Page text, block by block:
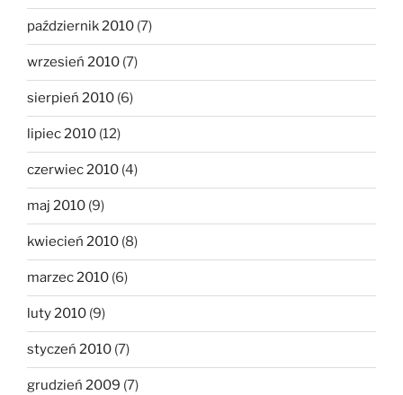
październik 2010 (7)
wrzesień 2010 (7)
sierpień 2010 (6)
lipiec 2010 (12)
czerwiec 2010 (4)
maj 2010 (9)
kwiecień 2010 (8)
marzec 2010 (6)
luty 2010 (9)
styczeń 2010 (7)
grudzień 2009 (7)